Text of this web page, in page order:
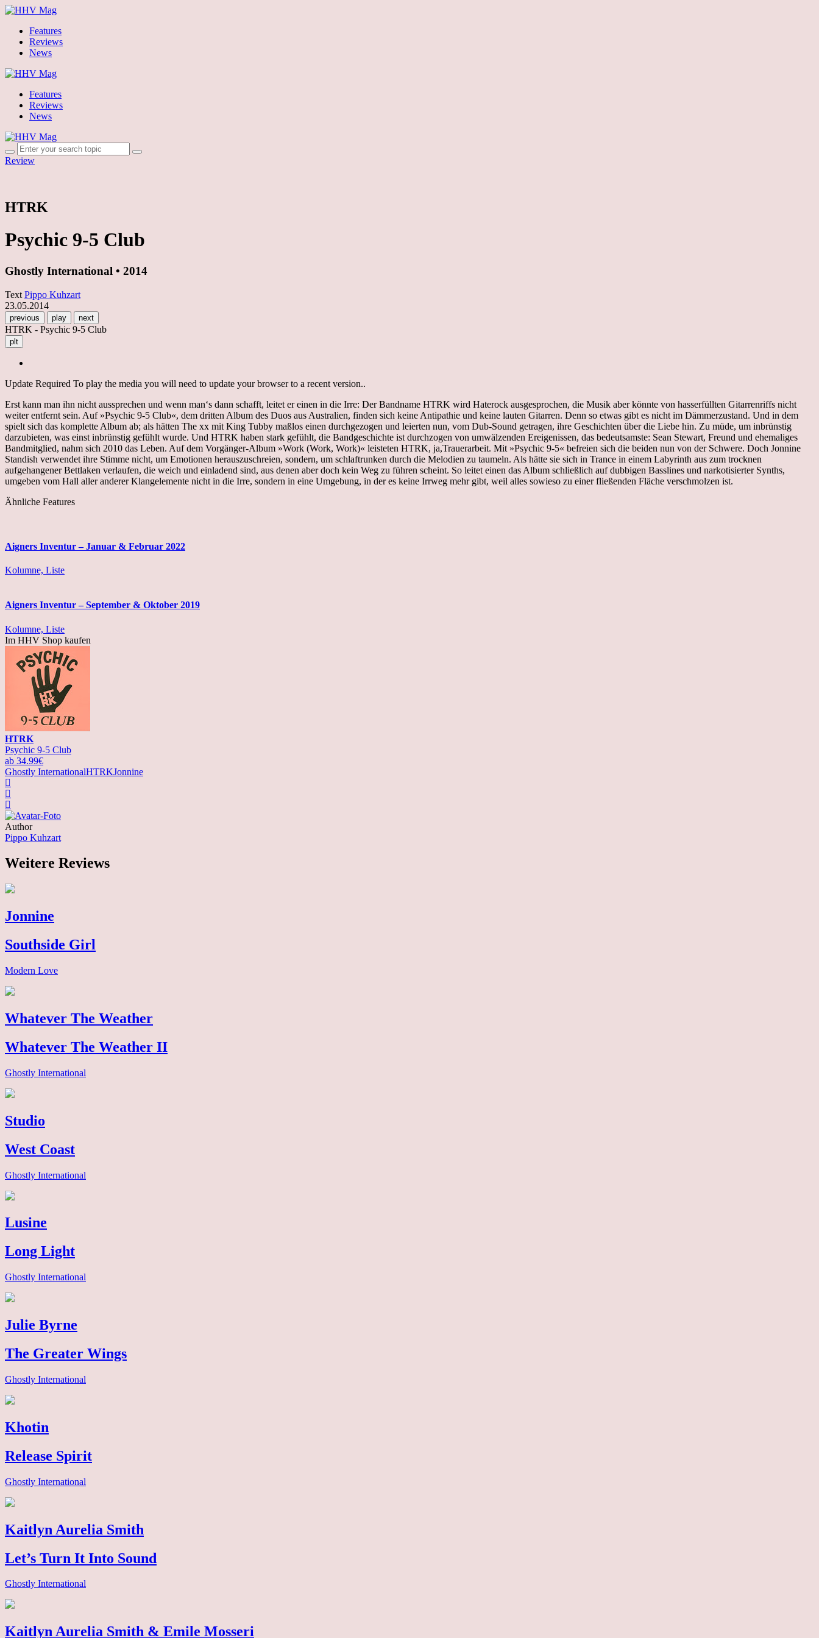
Features
Reviews
News
Features
Reviews
News
Review
HTRK
Psychic 9-5 Club
Ghostly International • 2014
Text Pippo Kuhzart
23.05.2014
previous play next
HTRK - Psychic 9-5 Club
plt
Update Required To play the media you will need to update your browser to a recent version..
Erst kann man ihn nicht aussprechen und wenn man‘s dann schafft, leitet er einen in die Irre: Der Bandname HTRK wird Haterock ausgesprochen, die Musik aber könnte von hasserfüllten Gitarrenriffs nicht
weiter entfernt sein. Auf »Psychic 9-5 Club«, dem dritten Album des Duos aus Australien, finden sich keine Antipathie und keine lauten Gitarren. Denn so etwas gibt es nicht im Dämmerzustand. Und in dem
spielt sich das komplette Album ab; als hätten The xx mit King Tubby maßlos einen durchgezogen und leierten nun, vom Dub-Sound getragen, ihre Geschichten über die Liebe hin. Zu müde, um inbrünstig
darzubieten, was einst inbrünstig gefühlt wurde. Und HTRK haben stark gefühlt, die Bandgeschichte ist durchzogen von umwälzenden Ereigenissen, das bedeutsamste: Sean Stewart, Freund und ehemaliges
Bandmitglied, nahm sich 2010 das Leben. Auf dem Vorgänger-Album »Work (Work, Work)« leisteten HTRK, ja,Trauerarbeit. Mit »Psychic 9-5« befreien sich die beiden nun von der Schwere. Doch Jonnine
Standish verwendet ihre Stimme nicht, um Emotionen herauszuschreien, sondern, um schlaftrunken durch die Melodien zu taumeln. Als hätte sie sich in Trance in einem Labyrinth aus zum trocknen
aufgehangener Bettlaken verlaufen, die weich und einladend sind, aus denen aber doch kein Weg zu führen scheint. So leitet einen das Album schließlich auf dubbigen Basslines und narkotisierter Synths,
umgeben vom Hall aller anderer Klangelemente nicht in die Irre, sondern in eine Umgebung, in der es keine Irrweg mehr gibt, weil alles sowieso zu einer fließenden Fläche verschmolzen ist.
Ähnliche Features
Aigners Inventur – Januar & Februar 2022
Kolumne, Liste
Aigners Inventur – September & Oktober 2019
Kolumne, Liste
Im HHV Shop kaufen
HTRK
Psychic 9-5 Club
ab 34.99€
Ghostly InternationalHTRKJonnine
Author
Pippo Kuhzart
Weitere Reviews
Jonnine
Southside Girl
Modern Love
Whatever The Weather
Whatever The Weather II
Ghostly International
Studio
West Coast
Ghostly International
Lusine
Long Light
Ghostly International
Julie Byrne
The Greater Wings
Ghostly International
Khotin
Release Spirit
Ghostly International
Kaitlyn Aurelia Smith
Let’s Turn It Into Sound
Ghostly International
Kaitlyn Aurelia Smith & Emile Mosseri